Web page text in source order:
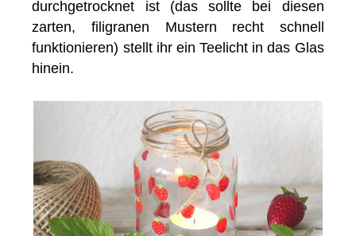
durchgetrocknet ist (das sollte bei diesen
zarten, filigranen Mustern recht schnell
funktionieren) stellt ihr ein Teelicht in das Glas
hinein.